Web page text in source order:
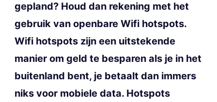
gepland? Houd dan rekening met het
gebruik van openbare Wifi hotspots.
Wifi hotspots zijn een uitstekende
manier om geld te besparen als je in het
buitenland bent, je betaalt dan immers
niks voor mobiele data. Hotspots